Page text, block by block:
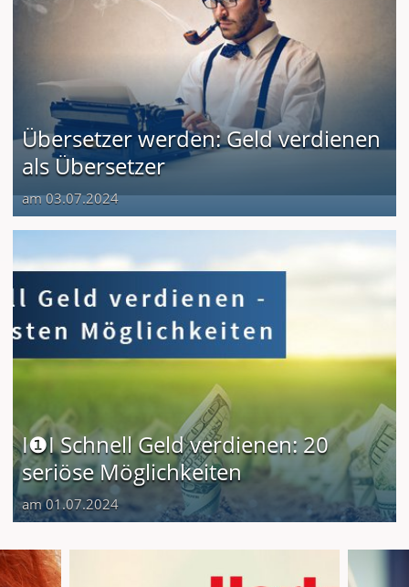
Übersetzer werden: Geld verdienen
als Übersetzer
am 03.07.2024
I❶I Schnell Geld verdienen: 20
seriöse Möglichkeiten
am 01.07.2024